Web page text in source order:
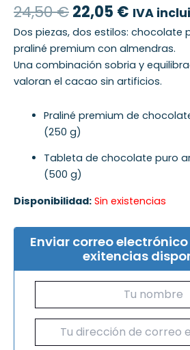
24,50€22,05 € IVA
Dos piezas, dos estilos: chocolate
praliné premium con almendras.
Una combinación sobria y
valoran el cacao sin artificios.
Praliné premium de
(250 g)
Tableta de chocolate puro
(500 g)
Disponibilidad: Sin existencias
Enviar correo
exitencias